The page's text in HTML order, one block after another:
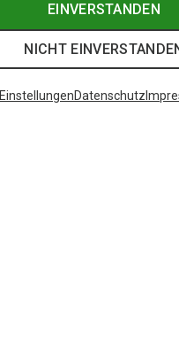
EINVERSTANDEN
NICHT
EinstellungenDatenschutz